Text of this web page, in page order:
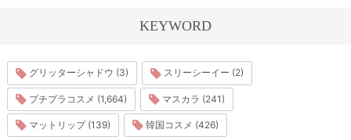
KEYWORD
グリッターシャドウ (3) スリーシーイー (2)
プチプラコスメ (1,664) マスカラ (241)
マットリップ (139) 韓国コスメ (426)